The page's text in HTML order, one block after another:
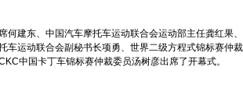
建东、中国汽车摩托车运动联合会运动部主任龚红果
运动联合会副秘书长项勇、世界二级方程式锦标赛仲
中国卡丁车锦标赛仲裁委员汤树彦出席了开幕式。